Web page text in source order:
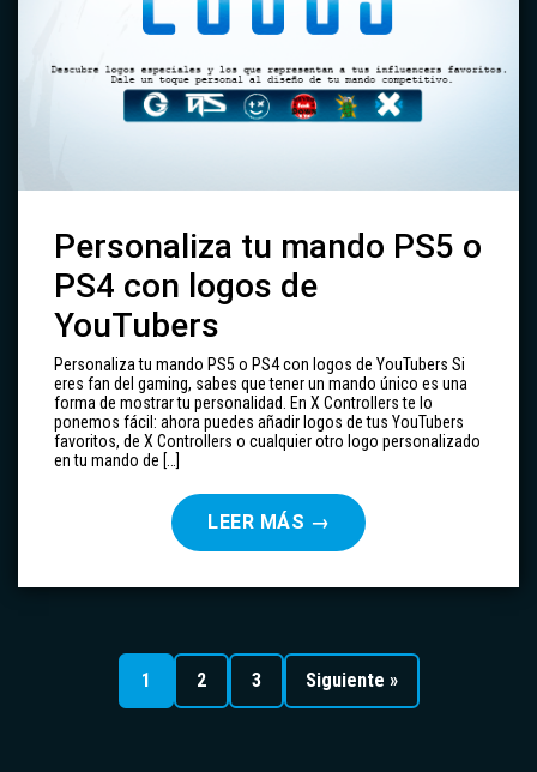
Personaliza tu mando PS5 o
PS4 con logos de
YouTubers
Personaliza tu mando PS5 o PS4 con logos de YouTubers Si
eres fan del gaming, sabes que tener un mando único es una
forma de mostrar tu personalidad. En X Controllers te lo
ponemos fácil: ahora puedes añadir logos de tus YouTubers
favoritos, de X Controllers o cualquier otro logo personalizado
en tu mando de […]
LEER MÁS →
Paginación
de
1 2 3 Siguiente »